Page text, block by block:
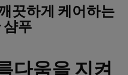
끗하게 케어하는
샴푸
다움을 지켜